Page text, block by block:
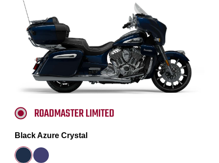
ROADMASTER LIMITED
Black Azure Crystal